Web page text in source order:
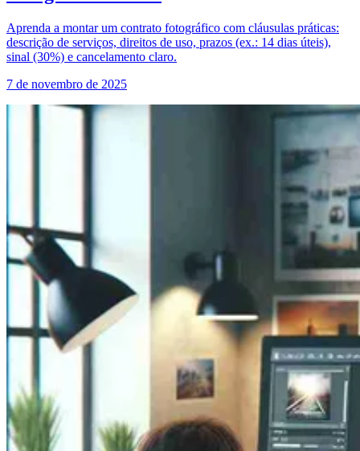
Aprenda a montar um contrato fotográfico com cláusulas práticas:
descrição de serviços, direitos de uso, prazos (ex.: 14 dias úteis),
sinal (30%) e cancelamento claro.
7 de novembro de 2025